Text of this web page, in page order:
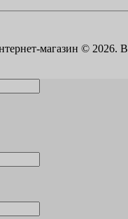
магазин © 2026.